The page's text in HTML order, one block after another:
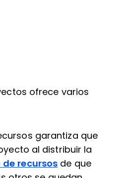
ofrece varios
garantiza que
al distribuir la
de recursos de que